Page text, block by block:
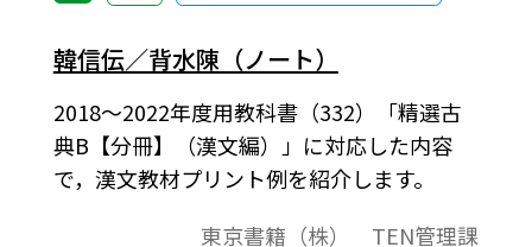
韓信伝／背水陳（ノート）
2018～2022年度用教科書（332）「精選古
典B【分冊】（漢文編）」に対応した内容
で，漢文教材プリント例を紹介します。
東京書籍（株） TEN管理課